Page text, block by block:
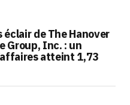
éclair de The Hanover
Group, Inc. : un
atteint 1,73